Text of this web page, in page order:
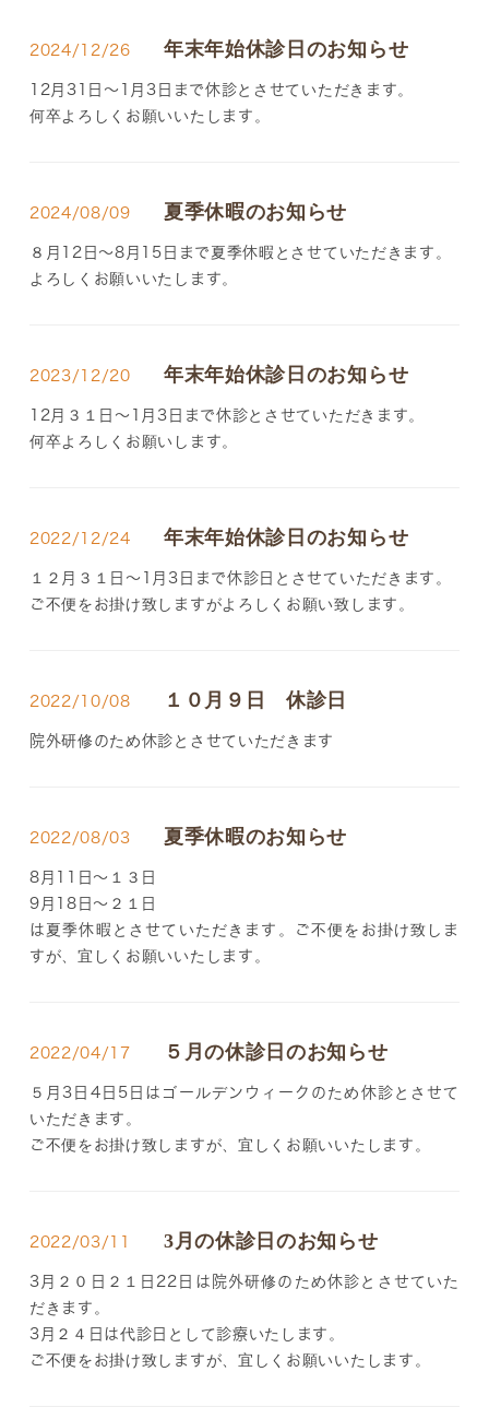
2024/12/26 年末年始休診日のお知らせ
12月31日～1月3日まで休診とさせていただきます。
何卒よろしくお願いいたします。
2024/08/09 夏季休暇のお知らせ
８月12日～8月15日まで夏季休暇とさせていただきます。
よろしくお願いいたします。
2023/12/20 年末年始休診日のお知らせ
12月３１日～1月3日まで休診とさせていただきます。
何卒よろしくお願いします。
2022/12/24 年末年始休診日のお知らせ
１２月３１日～1月3日まで休診日とさせていただきます。
ご不便をお掛け致しますがよろしくお願い致します。
2022/10/08 １０月９日 休診日
院外研修のため休診とさせていただきます
2022/08/03 夏季休暇のお知らせ
8月11日～１３日
9月18日～２１日
は夏季休暇とさせていただきます。ご不便をお掛け致しま
すが、宜しくお願いいたします。
2022/04/17 ５月の休診日のお知らせ
５月3日4日5日はゴールデンウィークのため休診とさせて
いただきます。
ご不便をお掛け致しますが、宜しくお願いいたします。
2022/03/11 3月の休診日のお知らせ
3月２０日２１日22日は院外研修のため休診とさせていた
だきます。
3月２４日は代診日として診療いたします。
ご不便をお掛け致しますが、宜しくお願いいたします。